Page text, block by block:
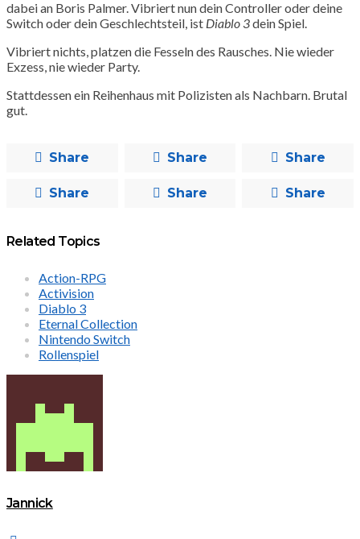
dabei an Boris Palmer. Vibriert nun dein Controller oder deine
Switch oder dein Geschlechtsteil, ist Diablo 3dein Spiel.
Vibriert nichts, platzen die Fesseln des Rausches. Nie wieder
Exzess, nie wieder Party.
Stattdessen ein Reihenhaus mit Polizisten als Nachbarn. Brutal
gut.
Share Share Share
Share Share Share
Related Topics
Action-RPG
Activision
Diablo 3
Eternal Collection
Nintendo Switch
Rollenspiel
Jannick